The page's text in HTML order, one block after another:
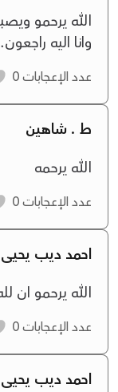
الله يرحمو
وانا اليه
عدد الإعجابات
ط . شاهين
الله يرحمه
عدد الإعجابات
احمد ديب يحيى
الله يرحمو ان
عدد الإعجابات
احمد ديب يحيى